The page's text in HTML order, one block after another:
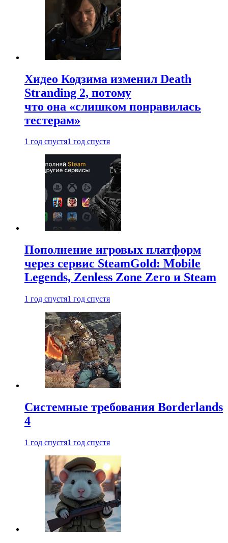
Хидео Кодзима изменил Death
Stranding 2, потому
что она «слишком понравилась
тестерам»
1 год спустя1 год спустя
Пополнение игровых платформ
через сервис SteamGold: Mobile
Legends, Zenless Zone Zero и Steam
1 год спустя1 год спустя
Системные требования Borderlands
4
1 год спустя1 год спустя